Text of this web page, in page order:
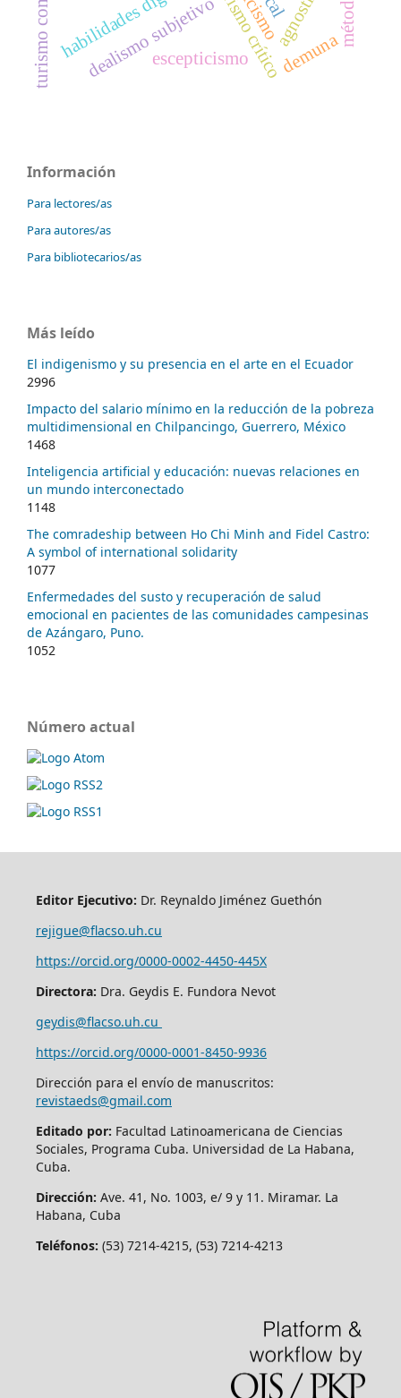
dealismo subjetivo
escepticismo demuna
Información
Para lectores/as
Para autores/as
Para bibliotecarios/as
Más leído
El indigenismo y su presencia en el arte en el Ecuador
2996
Impacto del salario mínimo en la reducción de la pobreza
multidimensional en Chilpancingo, Guerrero, México
1468
Inteligencia artificial y educación: nuevas relaciones en
un mundo interconectado
1148
The comradeship between Ho Chi Minh and Fidel Castro:
A symbol of international solidarity
1077
Enfermedades del susto y recuperación de salud
emocional en pacientes de las comunidades campesinas
de Azángaro, Puno.
1052
Número actual
Editor Ejecutivo: Dr. Reynaldo Jiménez Guethón
rejigue@flacso.uh.cu
https://orcid.org/0000-0002-4450-445X
Directora: Dra. Geydis E. Fundora Nevot
geydis@flacso.uh.cu
https://orcid.org/0000-0001-8450-9936
Dirección para el envío de manuscritos:
revistaeds@gmail.com
Editado por: Facultad Latinoamericana de Ciencias
Sociales, Programa Cuba. Universidad de La Habana,
Cuba.
Dirección: Ave. 41, No. 1003, e/ 9 y 11. Miramar. La
Habana, Cuba
Teléfonos: (53) 7214-4215, (53) 7214-4213